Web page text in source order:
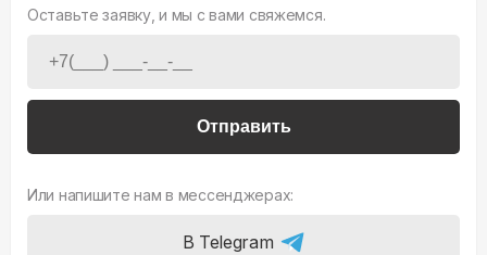
Оставьте заявку, и мы с вами свяжемся.
Отправить
Или напишите нам в мессенджерах:
В Telegram